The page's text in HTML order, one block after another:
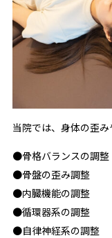
当院では、身体の歪み
●骨格バランスの調整
●骨盤の歪み調整
●内臓機能の調整
●循環器系の調整
●自律神経系の調整